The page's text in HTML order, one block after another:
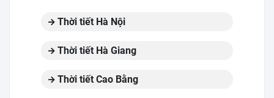
Thời tiết Hà Nội
Thời tiết Hà Giang
Thời tiết Cao Bằng